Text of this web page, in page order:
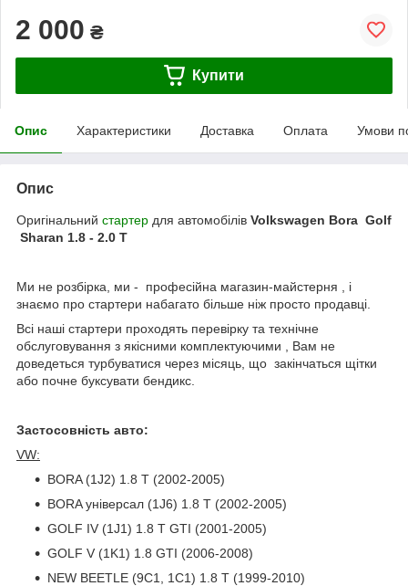
2 000 ₴
Купити
Опис Характеристики Доставка Оплата Умови
Опис
Оригінальний стартер для автомобілів Volkswagen Bora Golf
Sharan 1.8 - 2.0 T
Ми не розбірка, ми - професійна магазин-майстерня , і
знаємо про стартери набагато більше ніж просто продавці.
Всі наші стартери проходять перевірку та технічне
обслуговування з якісними комплектуючими , Вам не
доведеться турбуватися через місяць, що закінчаться щітки
або почне буксувати бендикс.
Застосовність авто:
VW:
BORA (1J2) 1.8 T (2002-2005)
BORA унiверсал (1J6) 1.8 T (2002-2005)
GOLF IV (1J1) 1.8 T GTI (2001-2005)
GOLF V (1K1) 1.8 GTI (2006-2008)
NEW BEETLE (9C1, 1C1) 1.8 T (1999-2010)